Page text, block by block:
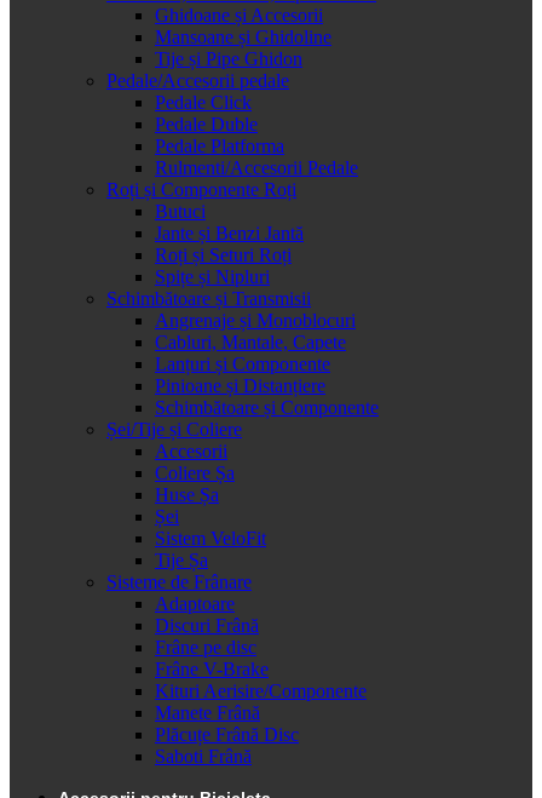
Ghidoane și Accesorii
Mansoane și Ghidoline
Tije și Pipe Ghidon
Pedale/Accesorii pedale
Pedale Click
Pedale Duble
Pedale Platforma
Rulmenti/Accesorii Pedale
Roți și Componente Roți
Butuci
Jante și Benzi Jantă
Roți și Seturi Roți
Spițe și Nipluri
Schimbătoare și Transmisii
Angrenaje și Monoblocuri
Cabluri, Mantale, Capete
Lanțuri și Componente
Pinioane și Distanțiere
Schimbătoare și Componente
Șei/Tije și Coliere
Accesorii
Coliere Șa
Huse Șa
Șei
Sistem VeloFit
Tije Șa
Sisteme de Frânare
Adaptoare
Discuri Frână
Frâne pe disc
Frâne V-Brake
Kituri Aerisire/Componente
Manete Frână
Plăcuțe Frână Disc
Saboti Frână